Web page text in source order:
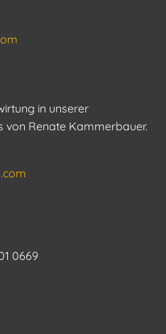
in unserer
von Renate Kammerbauer.
0669